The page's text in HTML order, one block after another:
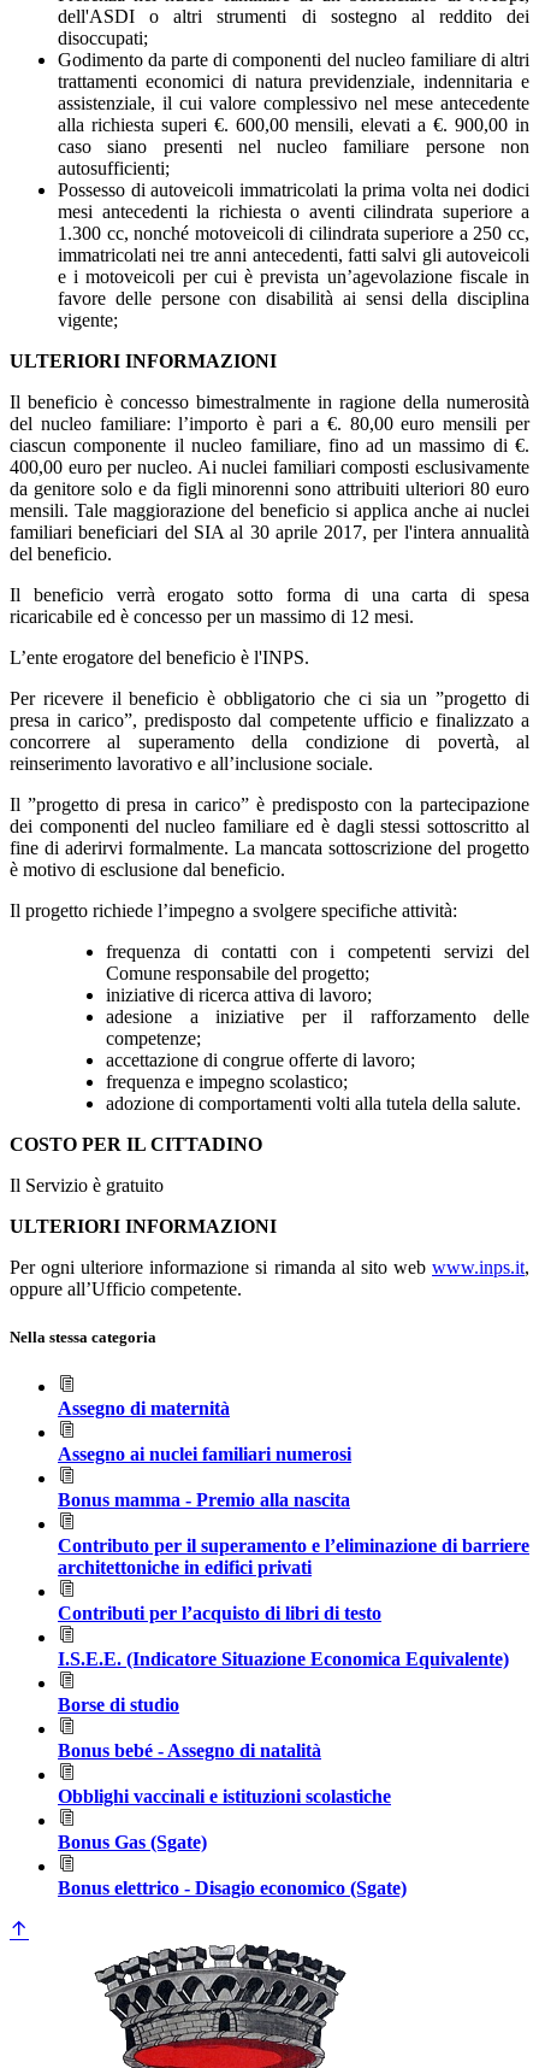
dell'ASDI o altri strumenti di sostegno al reddito dei
disoccupati;
Godimento da parte di componenti del nucleo familiare di altri
trattamenti economici di natura previdenziale, indennitaria e
assistenziale, il cui valore complessivo nel mese antecedente
alla richiesta superi €. 600,00 mensili, elevati a €. 900,00 in
caso siano presenti nel nucleo familiare persone non
autosufficienti;
Possesso di autoveicoli immatricolati la prima volta nei dodici
mesi antecedenti la richiesta o aventi cilindrata superiore a
1.300 cc, nonché motoveicoli di cilindrata superiore a 250 cc,
immatricolati nei tre anni antecedenti, fatti salvi gli autoveicoli
e i motoveicoli per cui è prevista un’agevolazione fiscale in
favore delle persone con disabilità ai sensi della disciplina
vigente;
ULTERIORI INFORMAZIONI
Il beneficio è concesso bimestralmente in ragione della numerosità
del nucleo familiare: l’importo è pari a €. 80,00 euro mensili per
ciascun componente il nucleo familiare, fino ad un massimo di €.
400,00 euro per nucleo. Ai nuclei familiari composti esclusivamente
da genitore solo e da figli minorenni sono attribuiti ulteriori 80 euro
mensili. Tale maggiorazione del beneficio si applica anche ai nuclei
familiari beneficiari del SIA al 30 aprile 2017, per l'intera annualità
del beneficio.
Il beneficio verrà erogato sotto forma di una carta di spesa
ricaricabile ed è concesso per un massimo di 12 mesi.
L’ente erogatore del beneficio è l'INPS.
Per ricevere il beneficio è obbligatorio che ci sia un ”progetto di
presa in carico”, predisposto dal competente ufficio e finalizzato a
concorrere al superamento della condizione di povertà, al
reinserimento lavorativo e all’inclusione sociale.
Il ”progetto di presa in carico” è predisposto con la partecipazione
dei componenti del nucleo familiare ed è dagli stessi sottoscritto al
fine di aderirvi formalmente. La mancata sottoscrizione del progetto
è motivo di esclusione dal beneficio.
Il progetto richiede l’impegno a svolgere specifiche attività:
frequenza di contatti con i competenti servizi del
Comune responsabile del progetto;
iniziative di ricerca attiva di lavoro;
adesione a iniziative per il rafforzamento delle
competenze;
accettazione di congrue offerte di lavoro;
frequenza e impegno scolastico;
adozione di comportamenti volti alla tutela della salute.
COSTO PER IL CITTADINO
Il Servizio è gratuito
ULTERIORI INFORMAZIONI
Per ogni ulteriore informazione si rimanda al sito web www.inps.it,
oppure all’Ufficio competente.
Nella stessa categoria
Assegno di maternità
Assegno ai nuclei familiari numerosi
Bonus mamma - Premio alla nascita
Contributo per il superamento e l’eliminazione di barriere
architettoniche in edifici privati
Contributi per l’acquisto di libri di testo
I.S.E.E. (Indicatore Situazione Economica Equivalente)
Borse di studio
Bonus bebé - Assegno di natalità
Obblighi vaccinali e istituzioni scolastiche
Bonus Gas (Sgate)
Bonus elettrico - Disagio economico (Sgate)